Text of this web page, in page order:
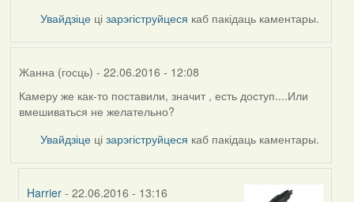
Увайдзіце цізарэгіструйцеся каб пакідаць каментары.
Жанна (госць) - 22.06.2016 - 12:08
Камеру же как-то поставили, значит , есть доступ....Или
вмешиваться не желательно?
Увайдзіце цізарэгіструйцеся каб пакідаць каментары.
Harrier - 22.06.2016 - 13:16